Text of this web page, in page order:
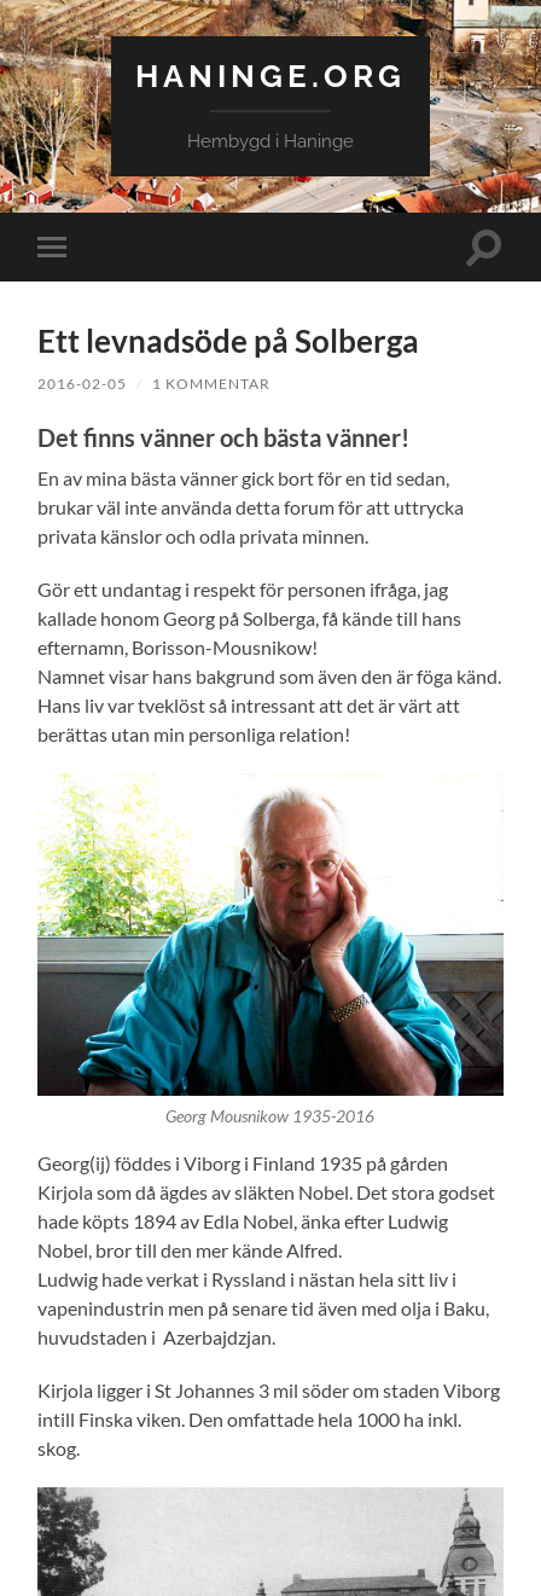
HANINGE.ORG
Hembygd i Haninge
Slå
på/av
Slå
Ett levnadsöde på Solberga
2016-02-05 / 1 KOMMENTAR
Det finns vänner och bästa vänner!
En av mina bästa vänner gick bort för en tid sedan,
brukar väl inte använda detta forum för att uttrycka
privata känslor och odla privata minnen.
Gör ett undantag i respekt för personen ifråga, jag
kallade honom Georg på Solberga, få kände till hans
efternamn, Borisson-Mousnikow!
Namnet visar hans bakgrund som även den är föga känd.
Hans liv var tveklöst så intressant att det är värt att
berättas utan min personliga relation!
Georg Mousnikow 1935-2016
Georg(ij) föddes i Viborg i Finland 1935 på gården
Kirjola som då ägdes av släkten Nobel. Det stora godset
hade köpts 1894 av Edla Nobel, änka efter Ludwig
Nobel, bror till den mer kände Alfred.
Ludwig hade verkat i Ryssland i nästan hela sitt liv i
vapenindustrin men på senare tid även med olja i Baku,
huvudstaden i Azerbajdzjan.
Kirjola ligger i St Johannes 3 mil söder om staden Viborg
intill Finska viken. Den omfattade hela 1000 ha inkl.
skog.